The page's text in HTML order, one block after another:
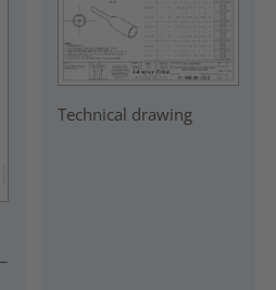
Technical drawing